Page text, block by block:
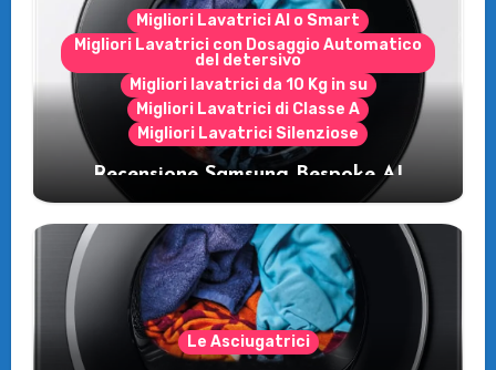
Migliori Lavatrici AI o Smart
Migliori Lavatrici con Dosaggio Automatico
del detersivo
Migliori lavatrici da 10 Kg in su
Migliori Lavatrici di Classe A
Migliori Lavatrici Silenziose
Recensione Samsung Bespoke AI
WW11DB7B94GE/U3: la lavatrice
intelligente che fa risparmiare
Le Asciugatrici